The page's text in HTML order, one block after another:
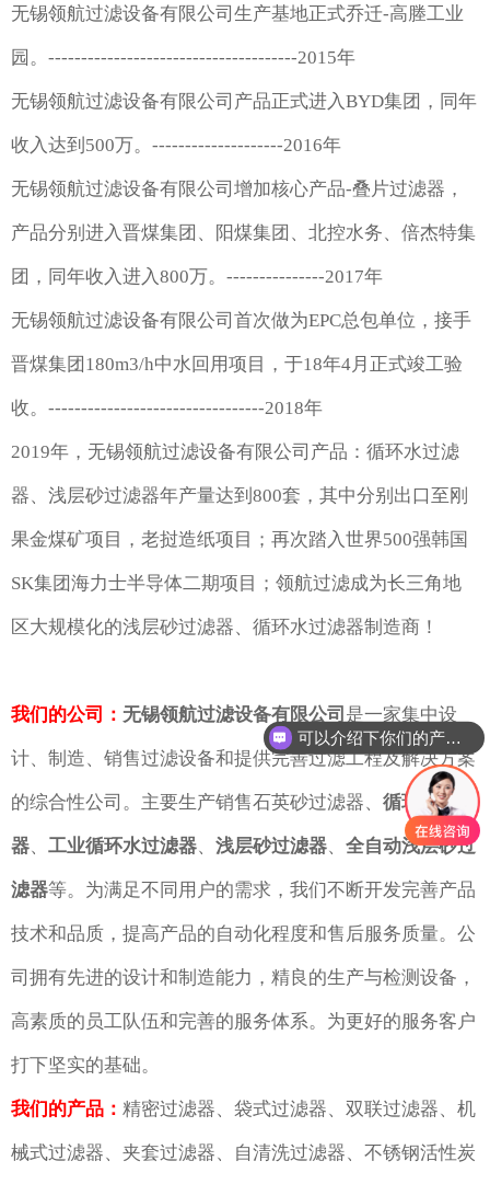
无锡领航过滤设备有限公司生产基地正式乔迁-高塍工业
园。--------------------------------------2015年
无锡领航过滤设备有限公司产品正式进入BYD集团，同年
收入达到500万。--------------------2016年
无锡领航过滤设备有限公司增加核心产品-叠片过滤器，
产品分别进入晋煤集团、阳煤集团、北控水务、倍杰特集
团，同年收入进入800万。---------------2017年
无锡领航过滤设备有限公司首次做为EPC总包单位，接手
晋煤集团180m3/h中水回用项目，于18年4月正式竣工验
收。---------------------------------2018年
2019年，无锡领航过滤设备有限公司产品：循环水过滤
器、浅层砂过滤器年产量达到800套，其中分别出口至刚
果金煤矿项目，老挝造纸项目；再次踏入世界500强韩国
SK集团海力士半导体二期项目；领航过滤成为长三角地
区大规模化的浅层砂过滤器、循环水过滤器制造商！
我们的公司： 无锡领航过滤设备有限公司 是一家集中设
计、制造、销售过滤设备和提供完善过滤工程及解决方案
的综合性公司。主要生产销售石英砂过滤器、 循环水过滤
器 工业循环水过滤器 浅层砂过滤器 全自动浅层砂过
滤器等。为满足不同用户的需求，我们不断开发完善产品
技术和品质，提高产品的自动化程度和售后服务质量。公
司拥有先进的设计和制造能力，精良的生产与检测设备，
高素质的员工队伍和完善的服务体系。为更好的服务客户
打下坚实的基础。
我们的产品： 精密过滤器、袋式过滤器、双联过滤器、机
械式过滤器、夹套过滤器、自清洗过滤器、不锈钢活性炭
可以介绍下你们的产品么